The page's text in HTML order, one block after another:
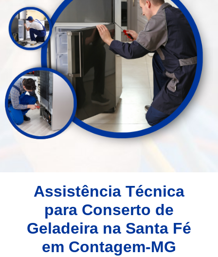
Assistência Técnica
para Conserto de
Geladeira na Santa Fé
em Contagem-MG​